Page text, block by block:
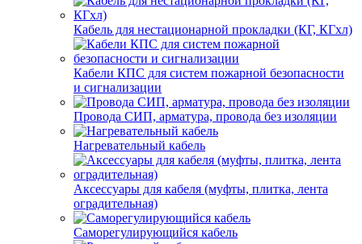
Кабель для нестационарной прокладки (КГ, КГхл)
Кабели КПС для систем пожарной безопасности
и сигнализации
Провода СИП, арматура, провода без изоляции
Нагревательный кабель
Аксессуары для кабеля (муфты, плитка, лента
оградительная)
Саморегулирующийся кабель